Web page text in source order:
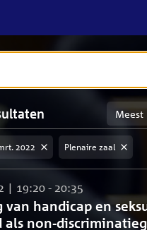
Sorteren
op
meest
relevant
2022 Plenaire zaal
van handicap en
als non-
| 19:20 - 20:35